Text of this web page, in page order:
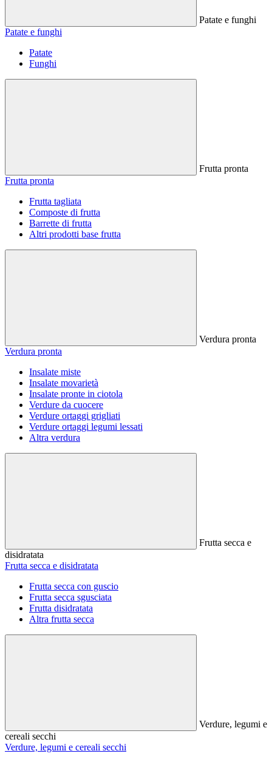
Patate e funghi
Patate e funghi
Patate
Funghi
Frutta pronta
Frutta pronta
Frutta tagliata
Composte di frutta
Barrette di frutta
Altri prodotti base frutta
Verdura pronta
Verdura pronta
Insalate miste
Insalate movarietà
Insalate pronte in ciotola
Verdure da cuocere
Verdure ortaggi grigliati
Verdure ortaggi legumi lessati
Altra verdura
Frutta secca e
disidratata
Frutta secca e disidratata
Frutta secca con guscio
Frutta secca sgusciata
Frutta disidratata
Altra frutta secca
Verdure, legumi e
cereali secchi
Verdure, legumi e cereali secchi